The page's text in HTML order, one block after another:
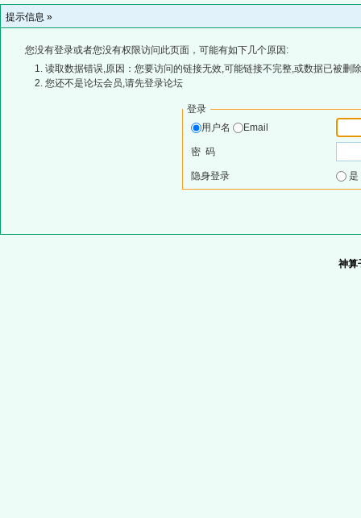
提示信息 »
您没有登录或者您没有权限访问此页面，可能有如下几个原因:
读取数据错误,原因：您要访问的链接无效,可能链接不完整,或数据已被删
您还不是论坛会员,请先登录论坛
登录
用户名
Email
密 码
隐身登录
神算